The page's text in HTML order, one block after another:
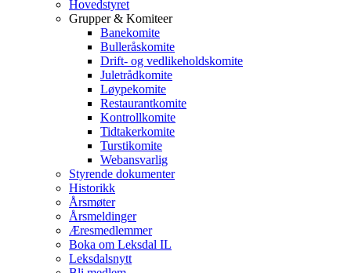
Hovedstyret
Grupper & Komiteer
Banekomite
Bulleråskomite
Drift- og vedlikeholdskomite
Juletrådkomite
Løypekomite
Restaurantkomite
Kontrollkomite
Tidtakerkomite
Turstikomite
Webansvarlig
Styrende dokumenter
Historikk
Årsmøter
Årsmeldinger
Æresmedlemmer
Boka om Leksdal IL
Leksdalsnytt